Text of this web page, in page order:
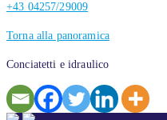
+43 04257/29009
Torna alla panoramica
Conciatetti e idraulico